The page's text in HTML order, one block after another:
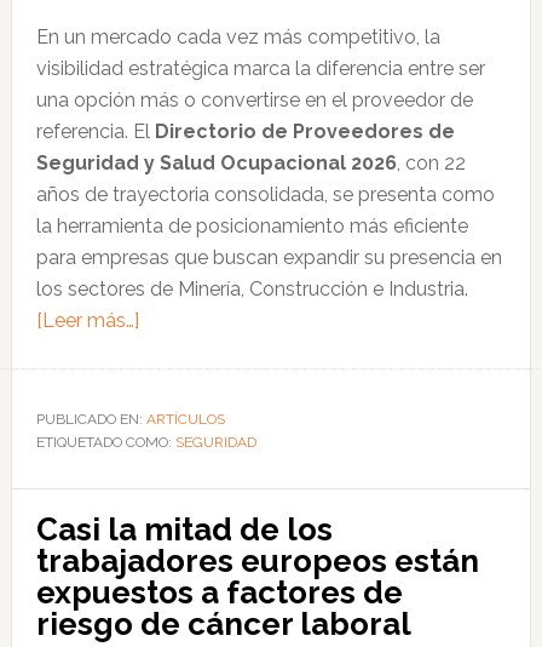
En un mercado cada vez más competitivo, la
visibilidad estratégica marca la diferencia entre ser
una opción más o convertirse en el proveedor de
referencia. El Directorio de Proveedores de
Seguridad y Salud Ocupacional 2026, con 22
años de trayectoria consolidada, se presenta como
la herramienta de posicionamiento más eficiente
para empresas que buscan expandir su presencia en
los sectores de Minería, Construcción e Industria.
[Leer más…]acerca
de
Proveedores
oportunidad
estratégica
para
posicionar
PUBLICADO EN: ARTÍCULOS
ETIQUETADO COMO: SEGURIDAD
Casi la mitad de los
trabajadores europeos están
expuestos a factores de
riesgo de cáncer laboral